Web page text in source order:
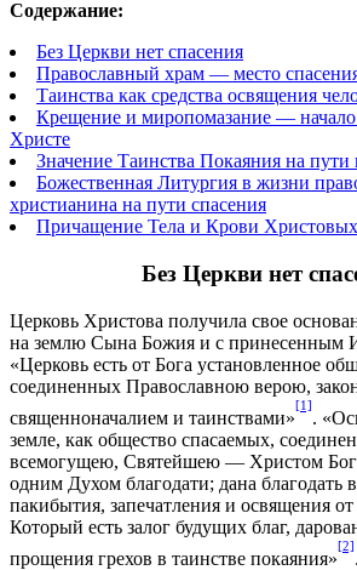
Содержание:
Без Церкви нет спасения
Православный храм — место
Таинства как средства освящения
Крещение и миропомазание —
Христе
Значение Таинства Покаяния на пути
Божественная Литургия в жизни
христианина на пути спасения
Причащение Тела и Крови Христовых
Без Церкви нет
Церковь Христова получила свое
на землю Сына Божия и с принесенным
«Церковь есть от Бога установленное
соединенных Православною верою,
священноначалием и таинствами»
[1]
.
земле, как общество спасаемых,
всемогущею, Святейшею — Христом
одним Духом благодати; дана благодать
пакибытия, запечатления и освящения
Который есть залог будущих благ,
прощения грехов в таинстве покаяния»
[2]